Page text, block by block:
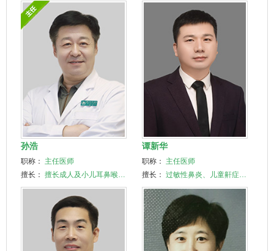
孙浩
职称：
主任医师
擅长： 擅长成人及小儿耳鼻喉…
谭新华
职称：
主任医师
擅长： 过敏性鼻炎、儿童鼾症…